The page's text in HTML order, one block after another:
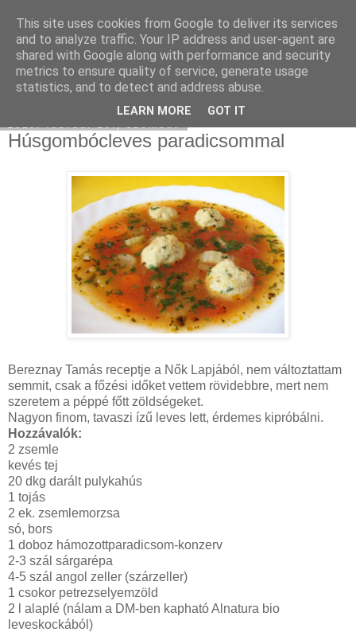
Moha Konyha
Húsgombócleves paradicsommal
Bereznay Tamás receptje a Nők Lapjából, nem változtattam
semmit, csak a főzési időket vettem rövidebbre, mert nem
szeretem a péppé főtt zöldségeket.
Nagyon finom, tavaszi ízű leves lett, érdemes kipróbálni.
Hozzávalók:
2 zsemle
kevés tej
20 dkg darált pulykahús
1 tojás
2 ek. zsemlemorzsa
só, bors
1 doboz hámozottparadicsom-konzerv
2-3 szál sárgarépa
4-5 szál angol zeller (szárzeller)
1 csokor petrezselyemzöld
2 l alaplé (nálam a DM-ben kapható Alnatura bio
leveskockából)
This site uses cookies from Google to deliver its services
and to analyze traffic. Your IP address and user-agent are
shared with Google along with performance and security
metrics to ensure quality of service, generate usage
statistics, and to detect and address abuse.
LEARN MORE GOT IT